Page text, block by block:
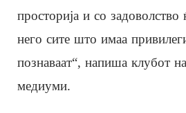
просторија и со задоволство
него сите што имаа
познаваат“, напиша клубот
медиуми.